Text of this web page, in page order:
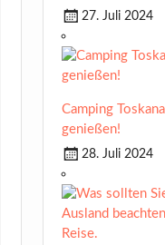
27. Juli 2024
Camping
genießen!
28. Juli 2024